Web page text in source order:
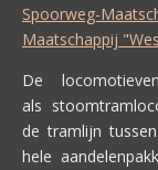
Spoorweg-
Maatschappij
De
als
de tramlijn
hele